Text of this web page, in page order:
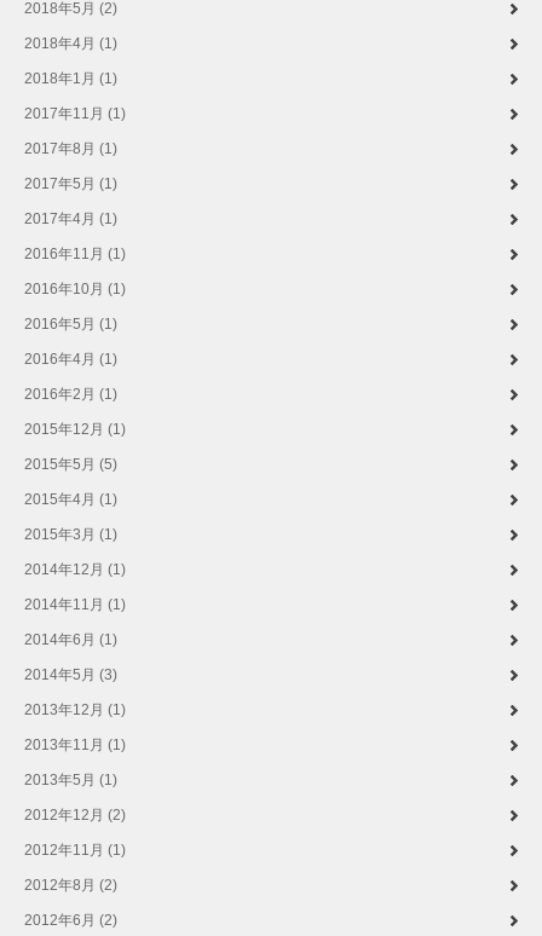
2018年5月 (2)
2018年4月 (1)
2018年1月 (1)
2017年11月 (1)
2017年8月 (1)
2017年5月 (1)
2017年4月 (1)
2016年11月 (1)
2016年10月 (1)
2016年5月 (1)
2016年4月 (1)
2016年2月 (1)
2015年12月 (1)
2015年5月 (5)
2015年4月 (1)
2015年3月 (1)
2014年12月 (1)
2014年11月 (1)
2014年6月 (1)
2014年5月 (3)
2013年12月 (1)
2013年11月 (1)
2013年5月 (1)
2012年12月 (2)
2012年11月 (1)
2012年8月 (2)
2012年6月 (2)